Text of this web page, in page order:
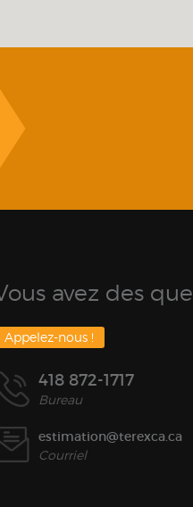
avez des
Appelez-nous !
418 872-1717
Bureau
estimation@terexca.ca
Courriel